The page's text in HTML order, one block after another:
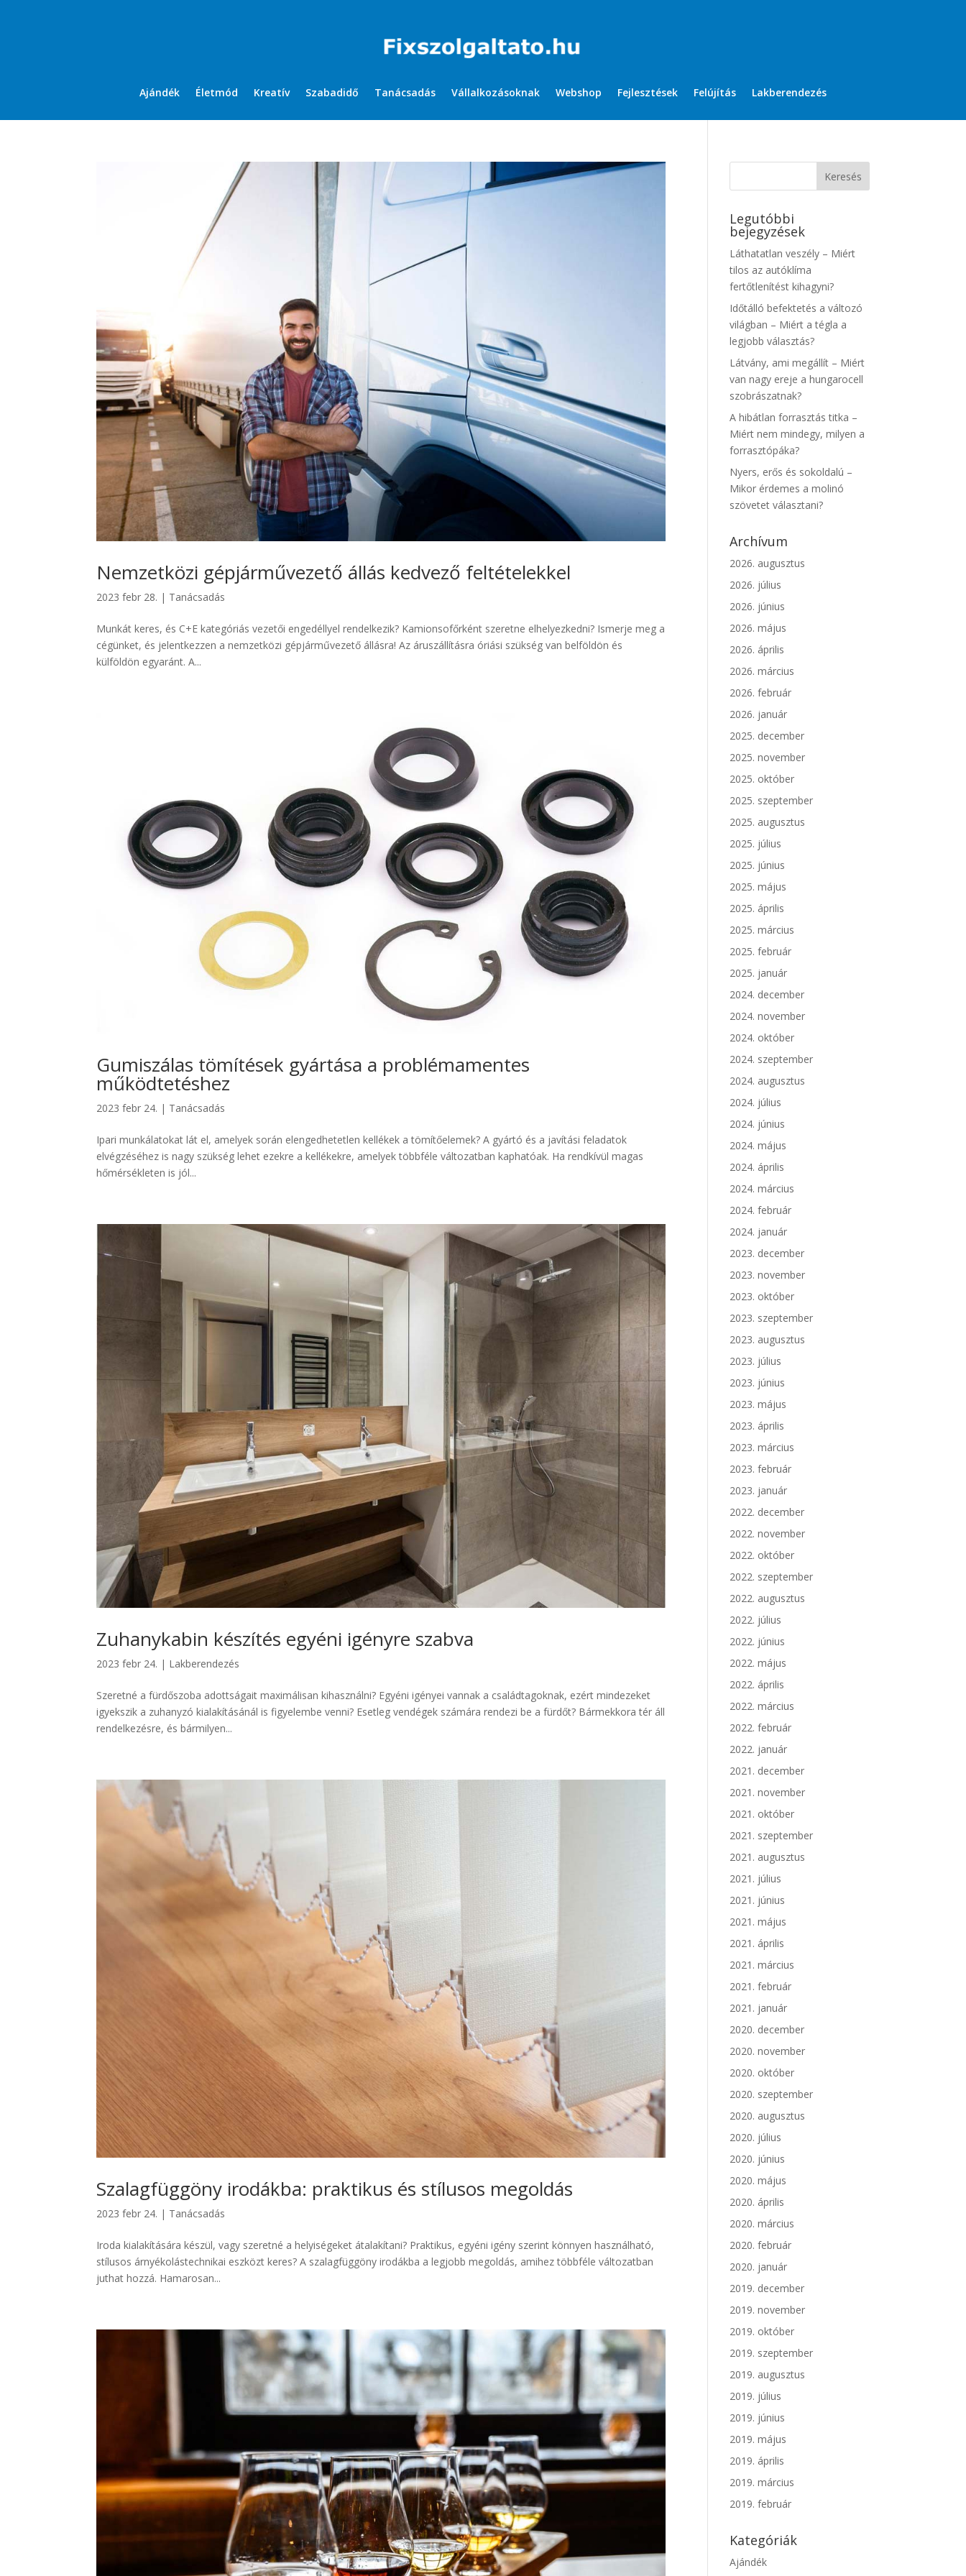
Ajándék Életmód Kreatív Szabadidő Tanácsadás Vállalkozásoknak Webshop Fejlesztések Felújítás Lakberendezés
Nemzetközi gépjárművezető állás kedvező feltételekkel
2023 febr 28. | Tanácsadás
Munkát keres, és C+E kategóriás vezetői engedéllyel rendelkezik? Kamionsofőrként szeretne elhelyezkedni? Ismerje meg a
cégünket, és jelentkezzen a nemzetközi gépjárművezető állásra! Az áruszállításra óriási szükség van belföldön és
külföldön egyaránt. A...
Gumiszálas tömítések gyártása a problémamentes
működtetéshez
2023 febr 24. | Tanácsadás
Ipari munkálatokat lát el, amelyek során elengedhetetlen kellékek a tömítőelemek? A gyártó és a javítási feladatok
elvégzéséhez is nagy szükség lehet ezekre a kellékekre, amelyek többféle változatban kaphatóak. Ha rendkívül magas
hőmérsékleten is jól...
Zuhanykabin készítés egyéni igényre szabva
2023 febr 24. | Lakberendezés
Szeretné a fürdőszoba adottságait maximálisan kihasználni? Egyéni igényei vannak a családtagoknak, ezért mindezeket
igyekszik a zuhanyzó kialakításánál is figyelembe venni? Esetleg vendégek számára rendezi be a fürdőt? Bármekkora tér áll
rendelkezésre, és bármilyen...
Szalagfüggöny irodákba: praktikus és stílusos megoldás
2023 febr 24. | Tanácsadás
Iroda kialakítására készül, vagy szeretné a helyiségeket átalakítani? Praktikus, egyéni igény szerint könnyen használható,
stílusos árnyékolástechnikai eszközt keres? A szalagfüggöny irodákba a legjobb megoldás, amihez többféle változatban
juthat hozzá. Hamarosan...
Legutóbbi
bejegyzések
Láthatatlan veszély – Miért
tilos az autóklíma
fertőtlenítést kihagyni?
Időtálló befektetés a változó
világban – Miért a tégla a
legjobb választás?
Látvány, ami megállít – Miért
van nagy ereje a hungarocell
szobrászatnak?
A hibátlan forrasztás titka –
Miért nem mindegy, milyen a
forrasztópáka?
Nyers, erős és sokoldalú –
Mikor érdemes a molinó
szövetet választani?
Archívum
2026. augusztus
2026. július
2026. június
2026. május
2026. április
2026. március
2026. február
2026. január
2025. december
2025. november
2025. október
2025. szeptember
2025. augusztus
2025. július
2025. június
2025. május
2025. április
2025. március
2025. február
2025. január
2024. december
2024. november
2024. október
2024. szeptember
2024. augusztus
2024. július
2024. június
2024. május
2024. április
2024. március
2024. február
2024. január
2023. december
2023. november
2023. október
2023. szeptember
2023. augusztus
2023. július
2023. június
2023. május
2023. április
2023. március
2023. február
2023. január
2022. december
2022. november
2022. október
2022. szeptember
2022. augusztus
2022. július
2022. június
2022. május
2022. április
2022. március
2022. február
2022. január
2021. december
2021. november
2021. október
2021. szeptember
2021. augusztus
2021. július
2021. június
2021. május
2021. április
2021. március
2021. február
2021. január
2020. december
2020. november
2020. október
2020. szeptember
2020. augusztus
2020. július
2020. június
2020. május
2020. április
2020. március
2020. február
2020. január
2019. december
2019. november
2019. október
2019. szeptember
2019. augusztus
2019. július
2019. június
2019. május
2019. április
2019. március
2019. február
Kategóriák
Ajándék